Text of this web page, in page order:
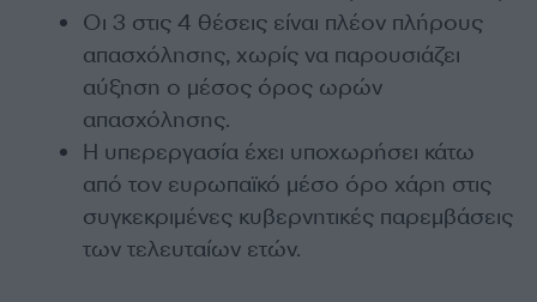
Οι 3 στις 4 θέσεις είναι πλέον πλήρους
απασχόλησης, χωρίς να παρουσιάζει
αύξηση ο μέσος όρος ωρών
απασχόλησης.
Η υπερεργασία έχει υποχωρήσει κάτω
από τον ευρωπαϊκό μέσο όρο χάρη στις
συγκεκριμένες κυβερνητικές παρεμβάσεις
των τελευταίων ετών.